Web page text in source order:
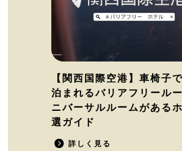
【関西国際空港】車椅子
泊まれるバリアフリール
ニバーサルルームがある
選ガイド
詳しく見る